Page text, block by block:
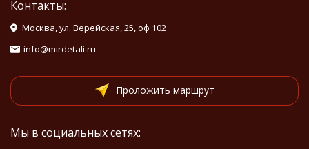
Контакты:
Москва, ул. Верейская, 25, оф 102
info@mirdetali.ru
Проложить маршрут
Мы в социальных сетях: